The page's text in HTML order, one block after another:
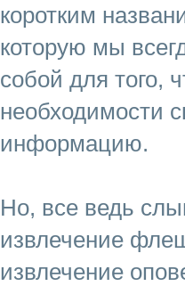
коротким
которую мы
собой для того,
необходимости
информацию.
Но, все ведь
извлечение
извлечение